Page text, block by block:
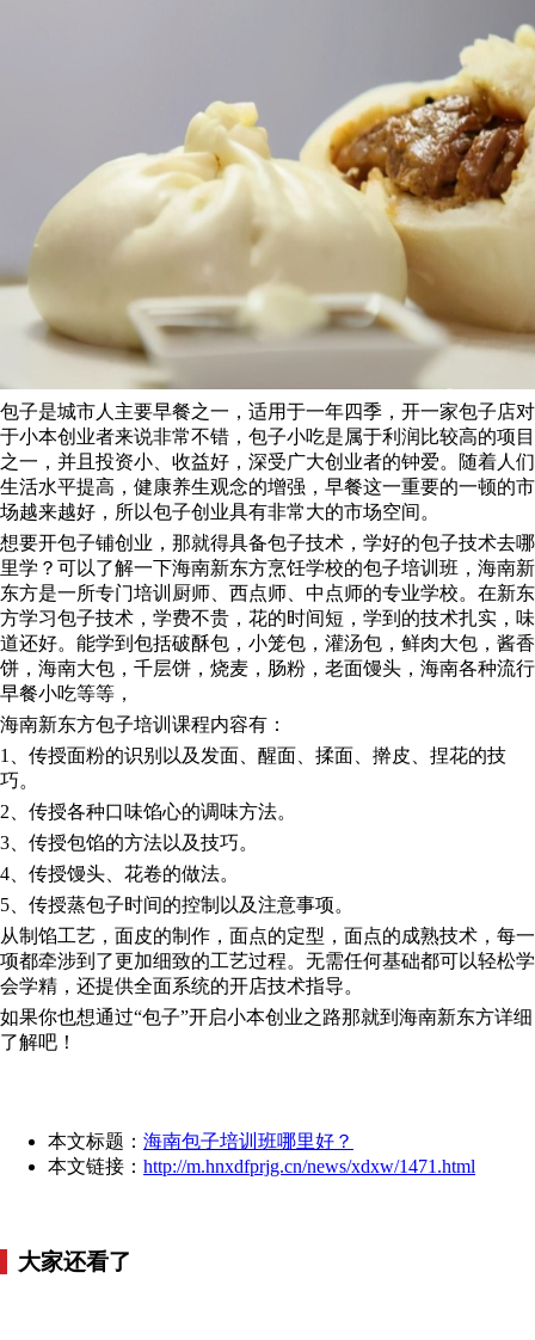
包子是城市人主要早餐之一，适用于一年四季，开一家包子店对
于小本创业者来说非常不错，包子小吃是属于利润比较高的项目
之一，并且投资小、收益好，深受广大创业者的钟爱。随着人们
生活水平提高，健康养生观念的增强，早餐这一重要的一顿的市
场越来越好，所以包子创业具有非常大的市场空间。
想要开包子铺创业，那就得具备包子技术，学好的包子技术去哪
里学？可以了解一下海南新东方烹饪学校的包子培训班，海南新
东方是一所专门培训厨师、西点师、中点师的专业学校。在新东
方学习包子技术，学费不贵，花的时间短，学到的技术扎实，味
道还好。能学到包括破酥包，小笼包，灌汤包，鲜肉大包，酱香
饼，海南大包，千层饼，烧麦，肠粉，老面馒头，海南各种流行
早餐小吃等等，
海南新东方包子培训课程内容有：
1、传授面粉的识别以及发面、醒面、揉面、擀皮、捏花的技
巧。
2、传授各种口味馅心的调味方法。
3、传授包馅的方法以及技巧。
4、传授馒头、花卷的做法。
5、传授蒸包子时间的控制以及注意事项。
从制馅工艺，面皮的制作，面点的定型，面点的成熟技术，每一
项都牵涉到了更加细致的工艺过程。无需任何基础都可以轻松学
会学精，还提供全面系统的开店技术指导。
如果你也想通过“包子”开启小本创业之路那就到海南新东方详细
了解吧！
本文标题： 海南包子培训班哪里好？
本文链接： http://m.hnxdfprjg.cn/news/xdxw/1471.html
大家还看了